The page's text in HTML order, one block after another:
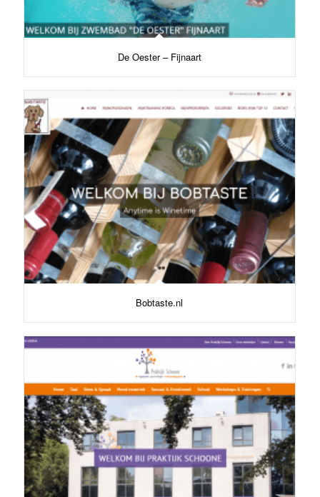
De Oester – Fijnaart
Bobtaste.nl